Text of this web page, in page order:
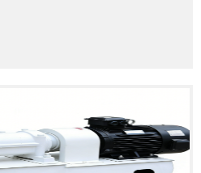
山机械的磨损痛点。